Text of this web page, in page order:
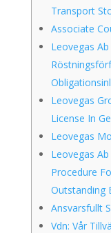
Transport
Associate
Leovegas
Leovegas
License In
Leovegas
Leovegas
Procedure
Outstanding
Ansvarsfullt
Vdn: Vår